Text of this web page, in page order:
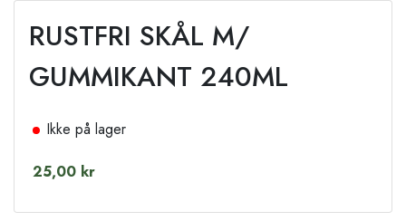
RUSTFRI SKÅL M/
GUMMIKANT 240ML
Ikke på lager
25,00 kr